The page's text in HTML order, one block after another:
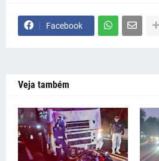
Facebook
Veja também